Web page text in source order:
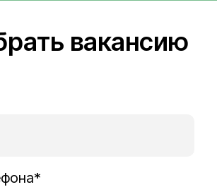
вакансию